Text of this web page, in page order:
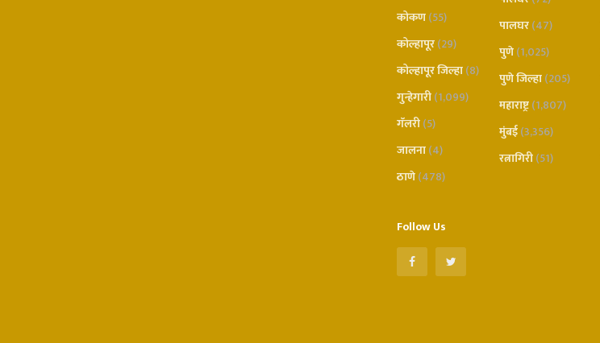
कोकण(55)
कोल्हापूर(29)
कोल्हापूर जिल्हा(8)
गुन्हेगारी(1,099)
गॅलरी(5)
जालना(4)
ठाणे(478)
पालघर(47)
पुणे(1,025)
पुणे जिल्हा(205)
महाराष्ट्र(1,807)
मुंबई(3,356)
रत्नागिरी(51)
Follow Us